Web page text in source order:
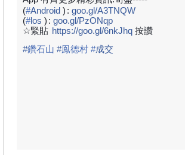
(#Android ) : goo.gl/A3TNQW
(#los ) : goo.gl/PzONqp
☆緊貼 https://goo.gl/6nkJhq 按讚
#鑽石山 #鳯德村 #成交